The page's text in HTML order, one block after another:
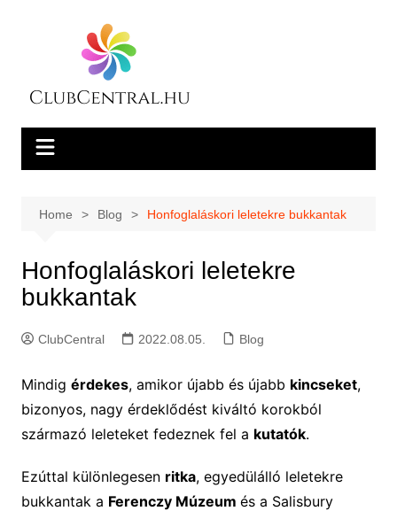
Home Blog Honfoglaláskori leletekre bukkantak
Honfoglaláskori leletekre
bukkantak
ClubCentral 2022.08.05. Blog
Mindig érdekes, amikor újabb és újabb kincseket,
bizonyos, nagy érdeklődést kiváltó korokból
származó leleteket fedeznek fel a kutatók.
Ezúttal különlegesen ritka, egyedülálló leletekre
bukkantak a Ferenczy Múzeum és a Salisbury